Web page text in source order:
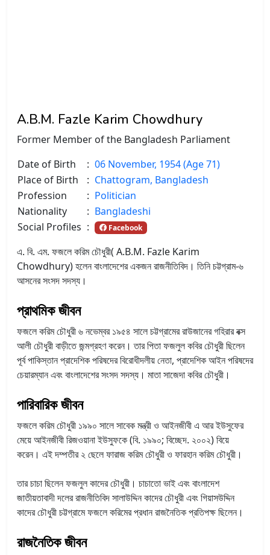
A.B.M. Fazle Karim Chowdhury
Former Member of the Bangladesh Parliament
Date of Birth
: 06 November, 1954 (Age 71)
Place of Birth
: Chattogram, Bangladesh
Profession
: Politician
Nationality
: Bangladeshi
Social Profiles : Facebook
এ. বি. এম. ফজলে করিম চৌধুরী( A.B.M. Fazle Karim
Chowdhury)হলেন বাংলাদেশের একজন রাজনীতিবিদ। তিনি চট্টগ্রাম-৬
আসনের সংসদ সদস্য।
প্রাথমিক জীবন
ফজলে করিম চৌধুরী ৬ নভেম্বর ১৯৫৪ সালে চট্টগ্রামের রাউজানের গহিরার বক্স
আলী চৌধুরী বাড়ীতে জন্মগ্রহণ করেন। তার পিতা ফজলুল কবির চৌধুরী ছিলেন
পূর্ব পাকিস্তান প্রাদেশিক পরিষদের বিরোধীদলীয় নেতা, প্রাদেশিক আইন পরিষদের
চেয়ারম্যান এবং বাংলাদেশের সংসদ সদস্য। মাতা সাজেদা কবির চৌধুরী।
পারিবারিক জীবন
ফজলে করিম চৌধুরী ১৯৯০ সালে সাবেক মন্ত্রী ও আইনজীবী এ আর ইউসুফের
মেয়ে আইনজীবী রিজওয়ানা ইউসুফকে (বি. ১৯৯০; বিচ্ছেদ. ২০০২) বিয়ে
করেন। এই দম্পতীর ২ ছেলে ফারাজ করিম চৌধুরী ও ফারহান করিম চৌধুরী।
তার চাচা ছিলেন ফজলুল কাদের চৌধুরী। চাচাতো ভাই এবং বাংলাদেশ
জাতীয়তাবাদী দলের রাজনীতিবিদ সালাউদ্দিন কাদের চৌধুরী এবং গিয়াসউদ্দিন
কাদের চৌধুরী চট্টগ্রামে ফজলে করিমের প্রধান রাজনৈতিক প্রতিপক্ষ ছিলেন।
রাজনৈতিক জীবন